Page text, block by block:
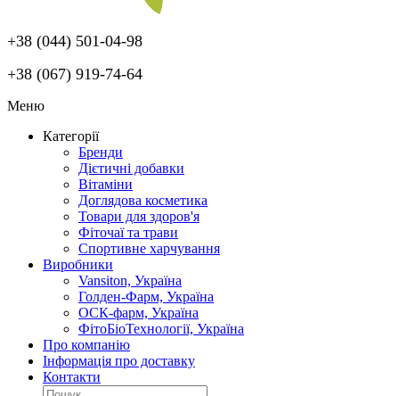
+38 (044) 501-04-98
+38 (067) 919-74-64
Меню
Категорії
Бренди
Дієтичні добавки
Вітаміни
Доглядова косметика
Товари для здоров'я
Фіточаї та трави
Спортивне харчування
Виробники
Vansiton, Україна
Голден-Фарм, Україна
ОСК-фарм, Україна
ФітоБіоТехнології, Україна
Про компанію
Інформація про доставку
Контакти